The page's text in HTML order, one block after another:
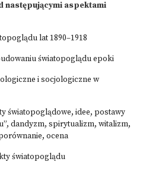
następującymi aspektami
lat 1890–1918
światopoglądu epoki
i socjologiczne w
światopoglądowe, idee, postawy
dandyzm, spirytualizm, witalizm,
ocena
światopoglądu